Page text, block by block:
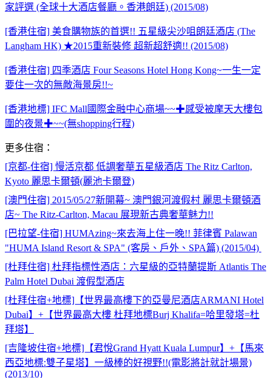
家評選 (全球十大酒店餐廳。香港朗廷) (2015/08)
[香港住宿] 美食購物族的首選!! 五星級尖沙咀朗廷酒店 (The
Langham HK) ★2015重新裝修 超新超舒適!! (2015/08)
[香港住宿] 四季酒店 Four Seasons Hotel Hong Kong~一生一定
要住一次的無敵海景房!!~
[香港地標] IFC Mall國際金融中心商場~~✚感受被摩天大樓包
圍的夜景✚~~(無shopping行程)
更多住宿：
[京都-住宿] 慢活京都 低調奢華五星級酒店 The Ritz Carlton,
Kyoto 麗思卡爾頓(麗池卡爾登)
[澳門住宿] 2015/05/27新開幕~ 澳門銀河渡假村 麗思卡爾頓酒
店~ The Ritz-Carlton, Macau 展現新古典奢華魅力!!
[巴拉望-住宿] HUMAzing~來去海上住一晚!! 菲律賓 Palawan
"HUMA Island Resort & SPA" (客房、戶外、SPA篇) (2015/04)
[杜拜住宿] 杜拜指標性酒店：六星級的亞特蘭提斯 Atlantis The
Palm Hotel Dubai 渡假型酒店
[杜拜住宿+地標]【世界最高樓下的亞曼尼酒店ARMANI Hotel
Dubai】+【世界最高大樓 杜拜地標Burj Khalifa=哈里發塔=杜
拜塔】
[吉隆坡住宿+地標]【君悅Grand Hyatt Kuala Lumpur】+【馬來
西亞地標:雙子星塔】一級棒的好視野!!(電影將計就計場景)
(2013/10)